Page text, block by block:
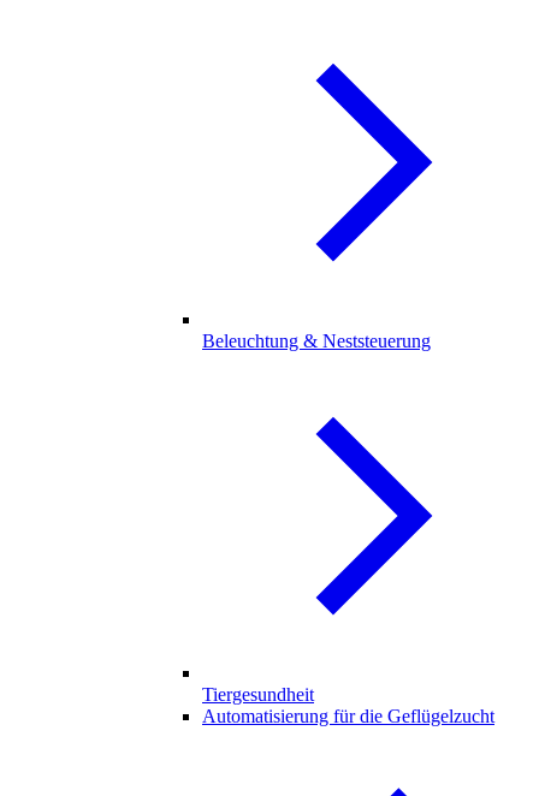
Beleuchtung & Neststeuerung
Tiergesundheit
Automatisierung für die Geflügelzucht